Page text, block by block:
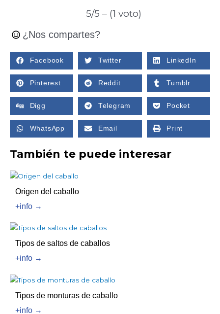
5/5 – (1 voto)
¿Nos compartes?
Facebook Twitter LinkedIn
Pinterest Reddit Tumblr
Digg Telegram Pocket
WhatsApp Email Print
También te puede interesar
Origen del caballo
+info →
Tipos de saltos de caballos
+info →
Tipos de monturas de caballo
+info →